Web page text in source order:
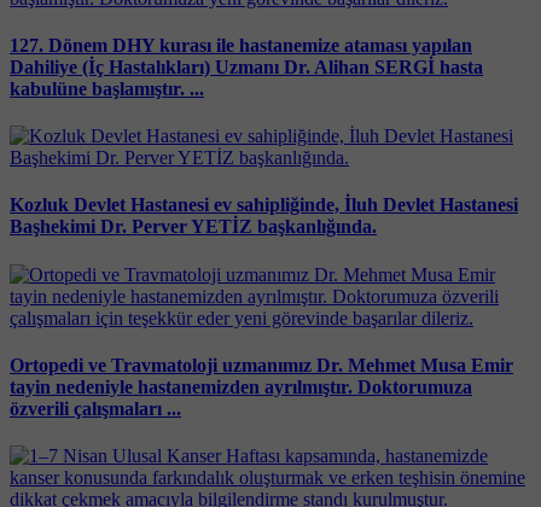
127. Dönem DHY kurası ile hastanemize ataması yapılan
Dahiliye (İç Hastalıkları) Uzmanı Dr. Alihan SERGİ hasta
kabulüne başlamıştır. ...
Kozluk Devlet Hastanesi ev sahipliğinde, İluh Devlet Hastanesi
Başhekimi Dr. Perver YETİZ başkanlığında.
Ortopedi ve Travmatoloji uzmanımız Dr. Mehmet Musa Emir
tayin nedeniyle hastanemizden ayrılmıştır. Doktorumuza
özverili çalışmaları ...